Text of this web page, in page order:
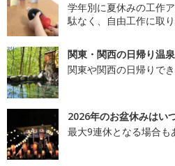
学年別に夏休みの工作
駄なく、自由工作に取り
関東・関西の日帰り温泉
関東や関西の日帰りで
2026年のお盆休みはい
最大9連休となる場合も